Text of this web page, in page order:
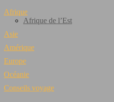
Afrique
Afrique de l’Est
Asie
Amérique
Europe
Océanie
Conseils voyage